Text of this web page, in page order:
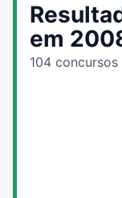
em
104